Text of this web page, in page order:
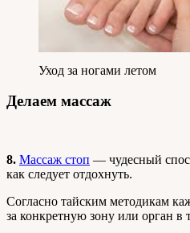
Уход за ногами летом
Делаем массаж
8. Массаж стоп — чудесный
как следует отдохнуть.
Согласно тайским методикам
за конкретную зону или орган в